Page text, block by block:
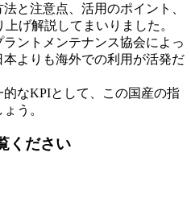
と注意点、活用のポイント、
げ解説してまいりました。
ントメンテナンス協会によっ
よりも海外での利用が活発だ
なKPIとして、この国産の指
う。
ください